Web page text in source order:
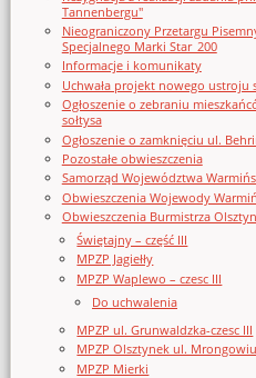
Tannenbergu"
Nieograniczony Przetargu
Specjalnego Marki Star_200
Informacje i komunikaty
Uchwała projekt nowego ustroju
Ogłoszenie o zebraniu
sołtysa
Ogłoszenie o zamknięciu ul.
Pozostałe obwieszczenia
Samorząd Województwa
Obwieszczenia Wojewody
Obwieszczenia Burmistrza
Świętajny – część III
MPZP Jagiełły
MPZP Waplewo – czesc III
Do uchwalenia
MPZP ul. Grunwaldzka-czesc III
MPZP Olsztynek ul.
MPZP Mierki